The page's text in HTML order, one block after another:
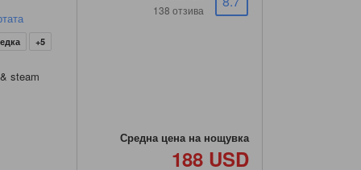
+5
steam
138 отзива
Средна цена на нощувка
188 USD